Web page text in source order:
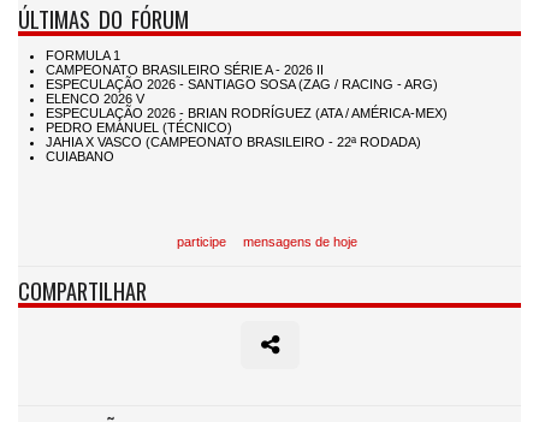
ÚLTIMAS DO FÓRUM
participe mensagens de hoje
COMPARTILHAR